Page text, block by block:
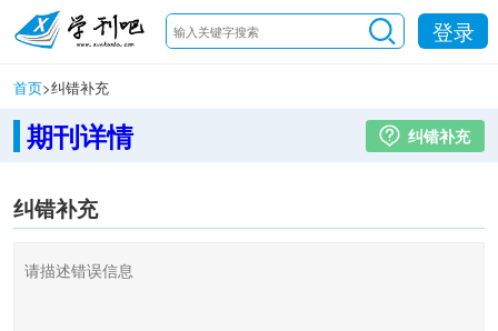
登录
首页>纠错补充
期刊详情 纠错补充
纠错补充